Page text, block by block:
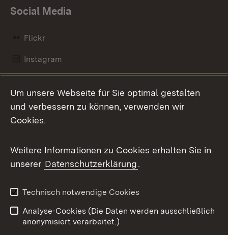
Social Media
Flickr
Instagram
Mastodon
Messenger
Social Wall
X / Twitter
Youtube
Um unsere Webseite für Sie optimal gestalten
und verbessern zu können, verwenden wir
Cookies.
Weitere Informationen zu Cookies erhalten Sie in
unserer Datenschutzerklärung.
Technisch notwendige Cookies
Analyse-Cookies (Die Daten werden ausschließlich
anonymisiert verarbeitet.)